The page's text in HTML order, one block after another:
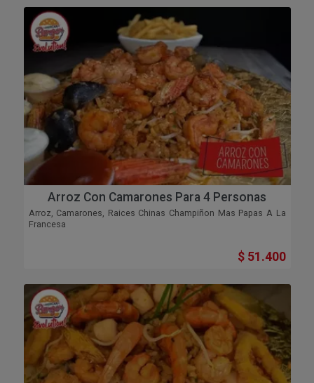
Arroz Con Camarones Para 4 Personas
Arroz, Camarones, Raices Chinas Champiñon Mas Papas A La
Francesa
$ 51.400